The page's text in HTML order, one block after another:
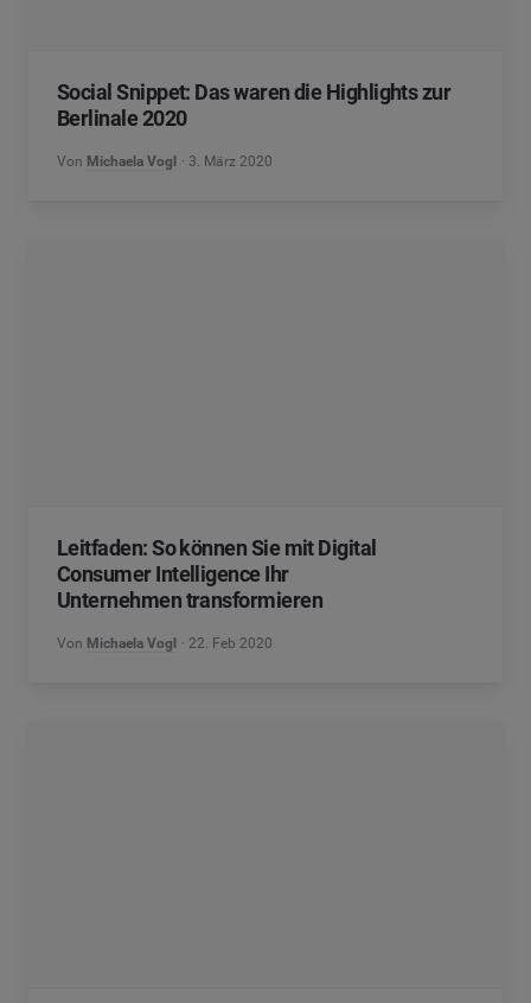
Social Snippet: Das waren die Highlights zur
Berlinale 2020
Von Michaela Vogl 3. März 2020
Leitfaden: So können Sie mit Digital
Consumer Intelligence Ihr
Unternehmen transformieren
Von Michaela Vogl 22. Feb 2020